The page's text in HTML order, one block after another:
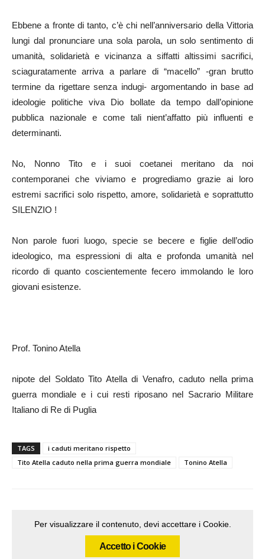
Ebbene a fronte di tanto, c’è chi nell’anniversario della Vittoria
lungi dal pronunciare una sola parola, un solo sentimento di
umanità, solidarietà e vicinanza a siffatti altissimi sacrifici,
sciaguratamente arriva a parlare di “macello” -gran brutto
termine da rigettare senza indugi- argomentando in base ad
ideologie politiche viva Dio bollate da tempo dall’opinione
pubblica nazionale e come tali nient’affatto più influenti e
determinanti.
No, Nonno Tito e i suoi coetanei meritano da noi
contemporanei che viviamo e progrediamo grazie ai loro
estremi sacrifici solo rispetto, amore, solidarietà e soprattutto
SILENZIO !
Non parole fuori luogo, specie se becere e figlie dell’odio
ideologico, ma espressioni di alta e profonda umanità nel
ricordo di quanto coscientemente fecero immolando le loro
giovani esistenze.
Prof. Tonino Atella
nipote del Soldato Tito Atella di Venafro, caduto nella prima
guerra mondiale e i cui resti riposano nel Sacrario Militare
Italiano di Re di Puglia
TAGS
i caduti meritano rispetto
Tito Atella caduto nella prima guerra mondiale
Tonino Atella
Per visualizzare il contenuto, devi accettare i Cookie.
Accetto i Cookie